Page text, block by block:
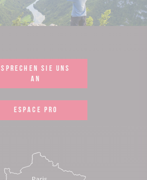
SPRECHEN SIE UNS
AN
ESPACE PRO